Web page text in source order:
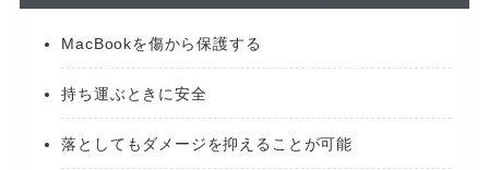
MacBookを傷から保護する
持ち運ぶときに安全
落としてもダメージを抑えることが可能